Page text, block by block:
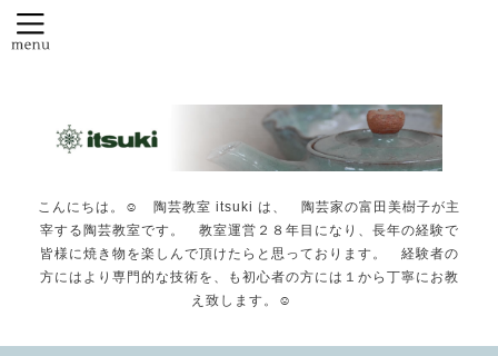
こんにちは。☺️ 陶芸教室 itsuki は、 陶芸家の富田美樹子が主
宰する陶芸教室です。 教室運営２８年目になり、長年の経験で
皆様に焼き物を楽しんで頂けたらと思っております。 経験者の
方にはより専門的な技術を、も初心者の方には１から丁寧にお教
え致します。☺️